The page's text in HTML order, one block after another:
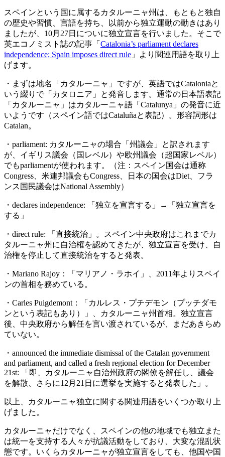
スペインという国に属するカタルーニャ州は、もともと独自
の歴史や習慣、言語を持ち、以前から独立運動の動きはあり
ましたが、10月27日についに独立宣言を行いました。そこで
英エコノミスト誌の記事「 Catalonia’s parliament declares
independence; Spain imposes direct rule 」より関連用語を取り上
げます。
・まずは地名「カタルーニャ」ですが、英語ではCataloniaと
いう綴りで「カタロニア」と発音します。通常の日本語表記
「カタルーニャ」はカタルーニャ語「Catalunya」の発音に近
いようです（スペイン語ではCataluñaと表記）。形容詞形は
Catalan。
・parliament: カタルーニャの場合「州議会」と訳されます
が、イギリス議会（国レベル）や欧州議会（超国家レベル）
でもparliamentが使われます。（注：スペイン国会は通称
Congress、米連邦議会もCongress、日本の国会はDiet、フラ
ンス国民議会はNational Assembly）
・declares independence: 「独立を宣言する」→「独立宣言を
する」
・direct rule: 「直接統治」。スペイン中央政府はこれまでカ
タルーニャ州に自治権を認めてきたが、独立宣言を受け、自
治権を停止して直接統治をすると発表。
・Mariano Rajoy：「マリアノ・ラホイ」、2011年よりスペイ
ンの首相を務めている。
・Carles Puigdemont：「カルレス・プチデモン（プッチダモ
ンという表記もあり）」、カタルーニャ州首相。独立宣言
後、中央政府から解任を言い渡されているが、まだあきらめ
ていない。
・announced the immediate dismissal of the Catalan government
and parliament, and called a fresh regional election for December
21st: 「即、カタルーニャ自治州政府の閣僚を解任し、議会
を解散、さらに12月21日に選挙を実施すると発表した」。
以上、カタルーニャ独立に関する関連用語をいくつか取り上
げました。
カタルーニャだけでなく、スペインの他の地域でも独立また
は統一を支持する人々が抗議活動をしており、大変な混乱状
態です。いくらカタルーニャが独立宣言をしても、他国や国